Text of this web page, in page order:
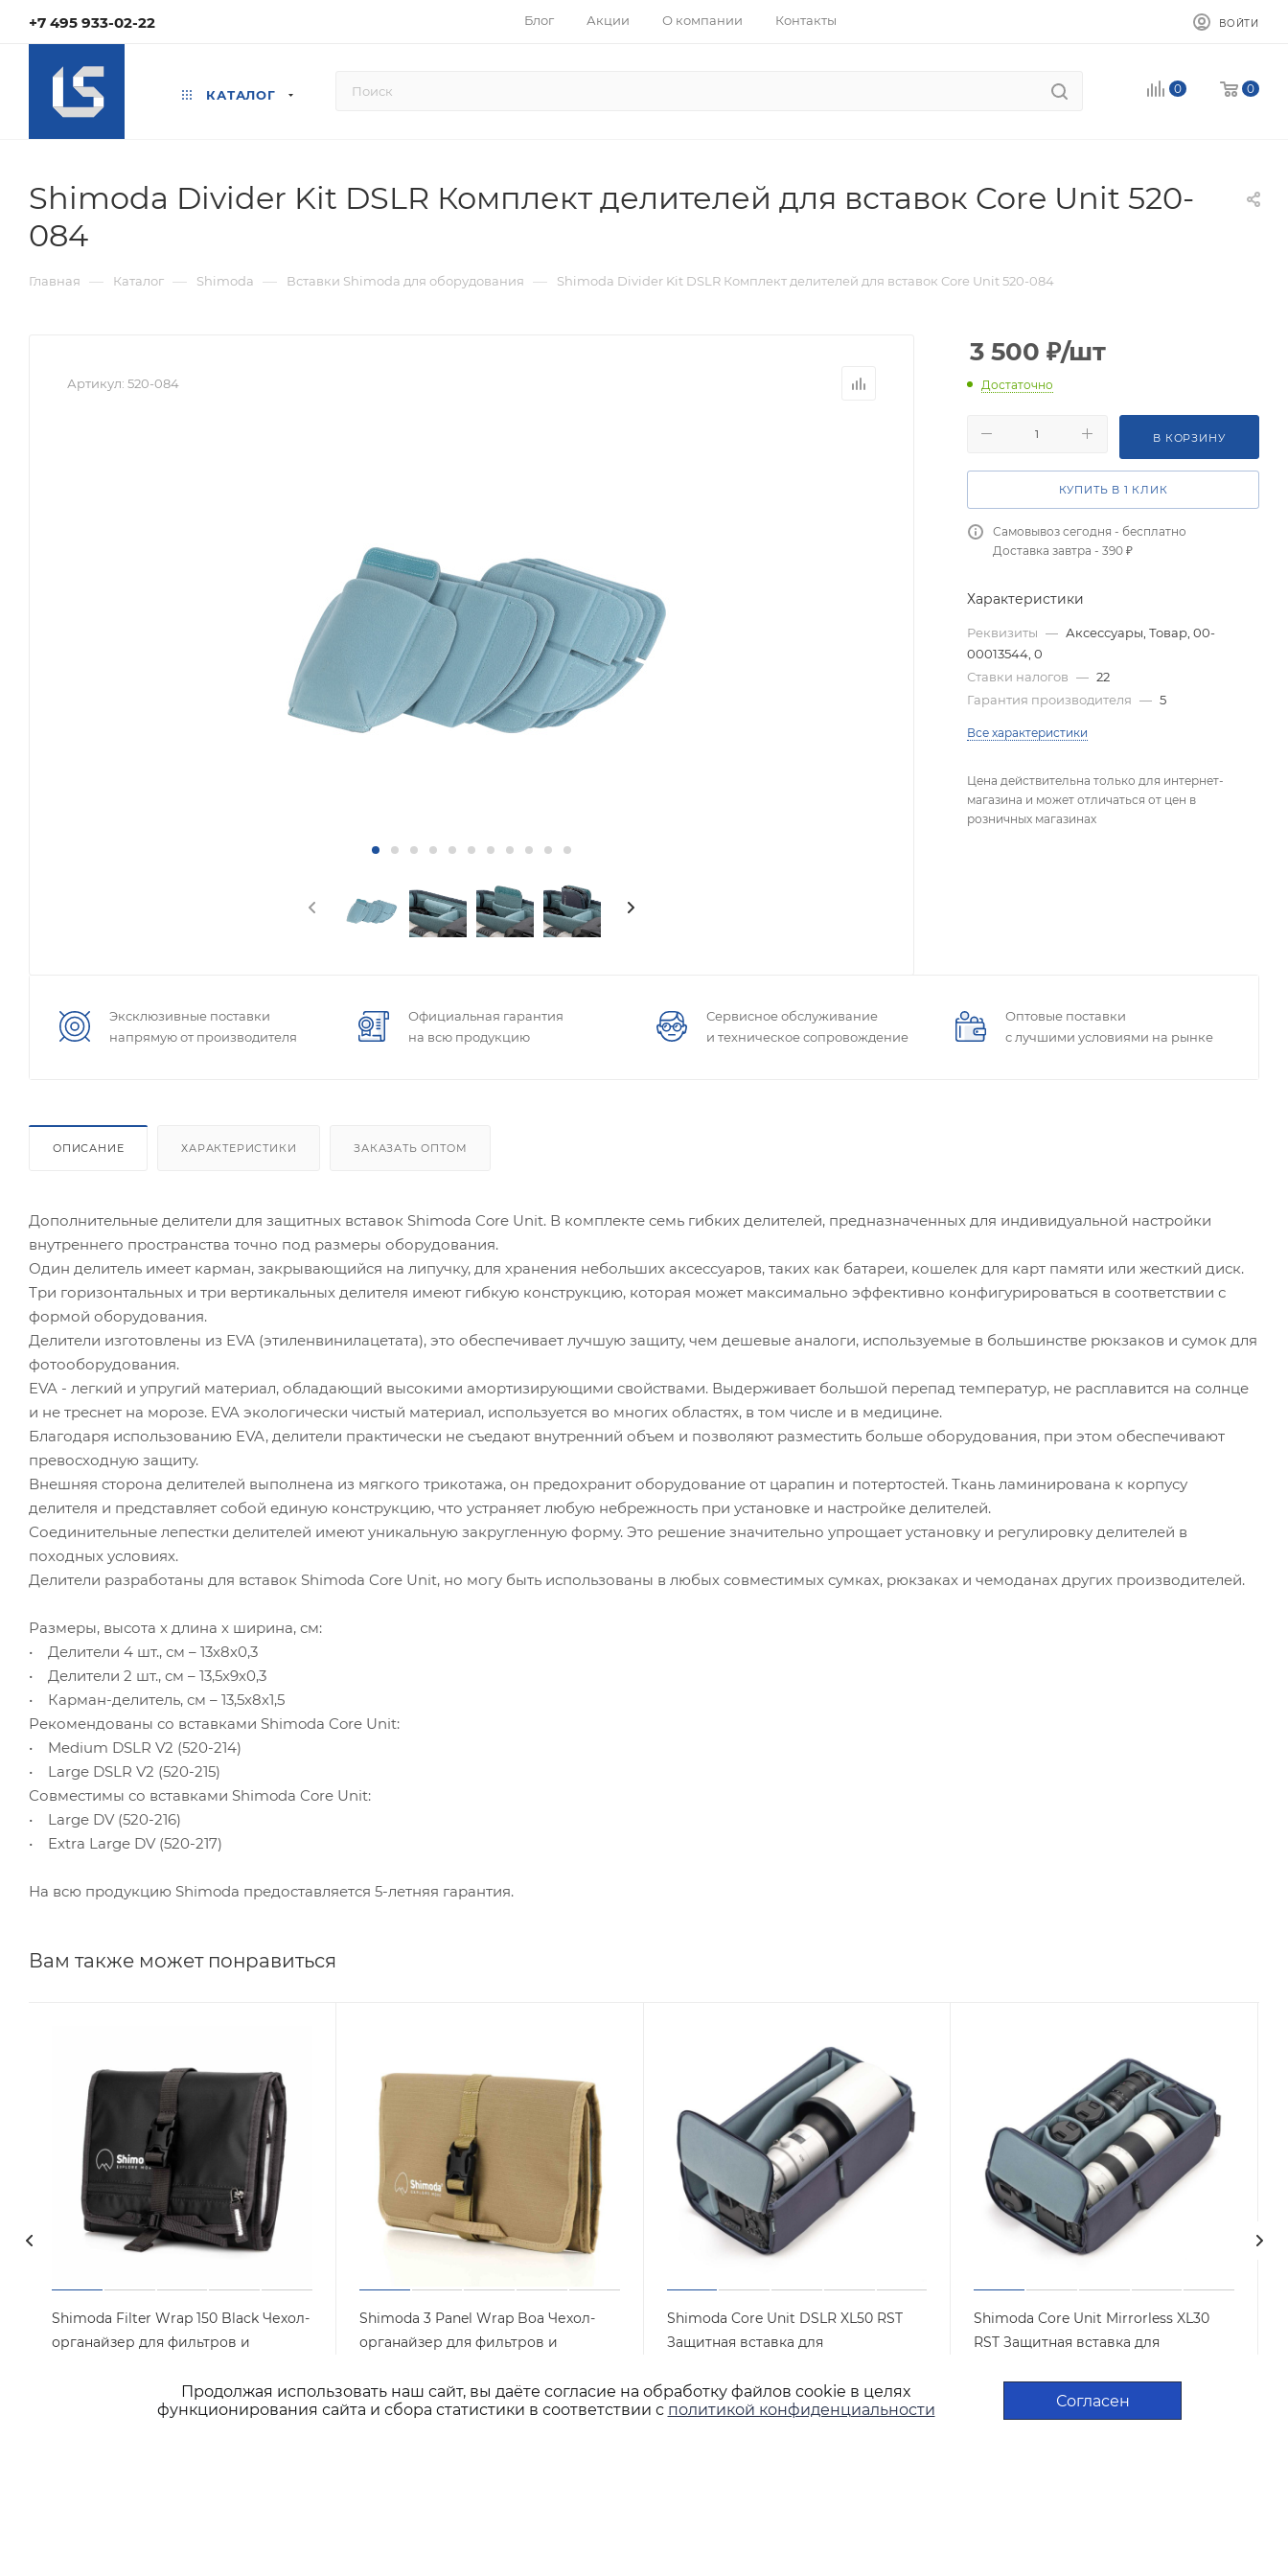
Продолжая использовать наш сайт, вы даёте согласие на обработку файлов cookie в целях
функционирования сайта и сбора статистики в соответствии с политикой конфиденциальности Согласен
+7 495 933-02-22 Блог Акции О компании Контакты ВОЙТИ
КАТАЛОГ 0 0
Shimoda Divider Kit DSLR Комплект делителей для вставок Core Unit 520-
084
Главная — Каталог — Shimoda — Вставки Shimoda для оборудования — Shimoda Divider Kit DSLR Комплект делителей для вставок Core Unit 520-084
Артикул: 520-084
Эксклюзивные поставки
напрямую от производителя
Официальная гарантия
на всю продукцию
Сервисное обслуживание
и техническое сопровождение
Оптовые поставки
с лучшими условиями на рынке
ОПИСАНИЕ ХАРАКТЕРИСТИКИ ЗАКАЗАТЬ ОПТОМ
Дополнительные делители для защитных вставок Shimoda Core Unit. В комплекте семь гибких делителей, предназначенных для индивидуальной настройки
внутреннего пространства точно под размеры оборудования.
Один делитель имеет карман, закрывающийся на липучку, для хранения небольших аксессуаров, таких как батареи, кошелек для карт памяти или жесткий диск.
Три горизонтальных и три вертикальных делителя имеют гибкую конструкцию, которая может максимально эффективно конфигурироваться в соответствии с
формой оборудования.
Делители изготовлены из EVA (этиленвинилацетата), это обеспечивает лучшую защиту, чем дешевые аналоги, используемые в большинстве рюкзаков и сумок для
фотооборудования.
EVA - легкий и упругий материал, обладающий высокими амортизирующими свойствами. Выдерживает большой перепад температур, не расплавится на солнце
и не треснет на морозе. EVA экологически чистый материал, используется во многих областях, в том числе и в медицине.
Благодаря использованию EVA, делители практически не съедают внутренний объем и позволяют разместить больше оборудования, при этом обеспечивают
превосходную защиту.
Внешняя сторона делителей выполнена из мягкого трикотажа, он предохранит оборудование от царапин и потертостей. Ткань ламинирована к корпусу
делителя и представляет собой единую конструкцию, что устраняет любую небрежность при установке и настройке делителей.
Соединительные лепестки делителей имеют уникальную закругленную форму. Это решение значительно упрощает установку и регулировку делителей в
походных условиях.
Делители разработаны для вставок Shimoda Core Unit, но могу быть использованы в любых совместимых сумках, рюкзаках и чемоданах других производителей.
Размеры, высота х длина х ширина, см:
• Делители 4 шт., см – 13х8х0,3
• Делители 2 шт., см – 13,5х9х0,3
• Карман-делитель, см – 13,5х8х1,5
Рекомендованы со вставками Shimoda Core Unit:
• Medium DSLR V2 (520-214)
• Large DSLR V2 (520-215)
Совместимы со вставками Shimoda Core Unit:
• Large DV (520-216)
• Extra Large DV (520-217)
На всю продукцию Shimoda предоставляется 5-летняя гарантия.
Вам также может понравиться
Shimoda Filter Wrap 150 Black Чехол-
органайзер для фильтров и
Арт.: 520-506
Shimoda 3 Panel Wrap Boa Чехол-
органайзер для фильтров и
Достаточно Арт.: 520-503
Shimoda Core Unit DSLR XL50 RST
Защитная вставка для
Достаточно Арт.: 520-455
Shimoda Core Unit Mirrorless XL30
RST Защитная вставка для
3 500 ₽/шт
Достаточно
В КОРЗИНУ
КУПИТЬ В 1 КЛИК
Самовывоз сегодня - бесплатно
Доставка завтра - 390 ₽
Характеристики
Реквизиты — Аксессуары, Товар, 00-
00013544, 0
Ставки налогов — 22
Гарантия производителя — 5
Все характеристики
Цена действительна только для интернет-
магазина и может отличаться от цен в
розничных магазинах